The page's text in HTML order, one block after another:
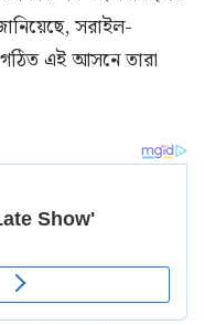
সরাইল-
এই আসনে তারা